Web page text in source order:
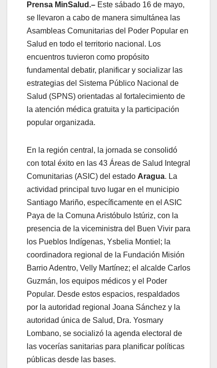
Prensa MinSalud.– Este sábado 16 de mayo,
se llevaron a cabo de manera simultánea las
Asambleas Comunitarias del Poder Popular en
Salud en todo el territorio nacional. Los
encuentros tuvieron como propósito
fundamental debatir, planificar y socializar las
estrategias del Sistema Público Nacional de
Salud (SPNS) orientadas al fortalecimiento de
la atención médica gratuita y la participación
popular organizada.
En la región central, la jornada se consolidó
con total éxito en las 43 Áreas de Salud Integral
Comunitarias (ASIC) del estado Aragua. La
actividad principal tuvo lugar en el municipio
Santiago Mariño, específicamente en el ASIC
Paya de la Comuna Aristóbulo Istúriz, con la
presencia de la viceministra del Buen Vivir para
los Pueblos Indígenas, Ysbelia Montiel; la
coordinadora regional de la Fundación Misión
Barrio Adentro, Velly Martínez; el alcalde Carlos
Guzmán, los equipos médicos y el Poder
Popular. Desde estos espacios, respaldados
por la autoridad regional Joana Sánchez y la
autoridad única de Salud, Dra. Yosmary
Lombano, se socializó la agenda electoral de
las vocerías sanitarias para planificar políticas
públicas desde las bases.